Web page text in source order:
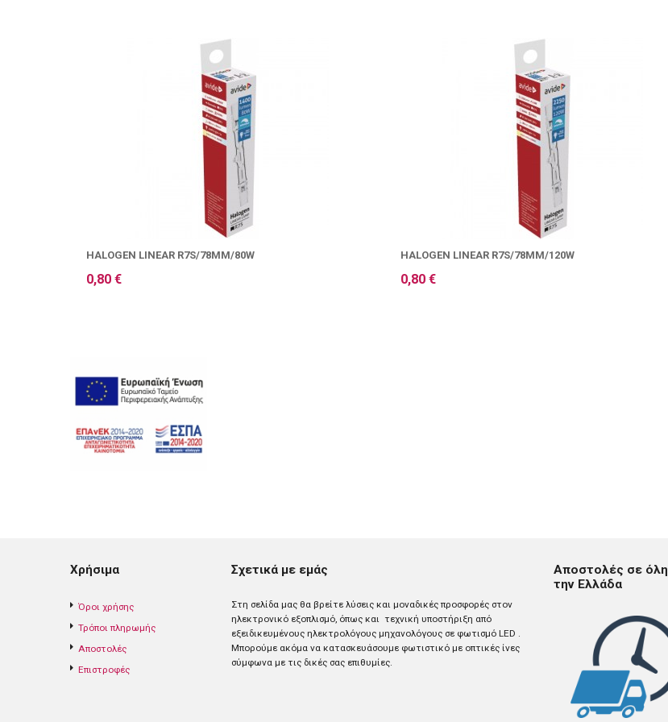
HALOGEN LINEAR R7S/78MM/80W
0,80 €
HALOGEN LINEAR R7S/78MM/120W
0,80 €
Χρήσιμα
Όροι χρήσης
Τρόποι πληρωμής
Αποστολές
Επιστροφές
Σχετικά με εμάς
Στη σελίδα μας θα βρείτε λύσεις και μοναδικές προσφορές στον
ηλεκτρονικό εξοπλισμό, όπως και τεχνική υποστήριξη από
εξειδικευμένους ηλεκτρολόγους μηχανολόγους σε φωτισμό LED .
Mπορούμε ακόμα να κατασκευάσουμε φωτιστικό με οπτικές ίνες
σύμφωνα με τις δικές σας επιθυμίες.
Αποστολές σε όλη
την Ελλάδα